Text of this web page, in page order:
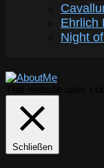
Ehrlich
Night
Schließen